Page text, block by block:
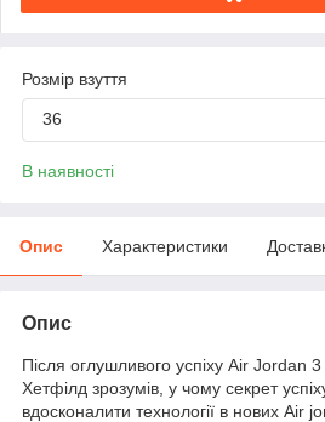
Розмір взуття
36
В наявності
Опис Характеристики
Опис
Після оглушливого успіху Air Jordan
Хетфілд зрозумів, у чому секрет
вдосконалити технології в нових Air